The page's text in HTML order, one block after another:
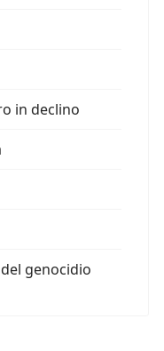
in declino
genocidio